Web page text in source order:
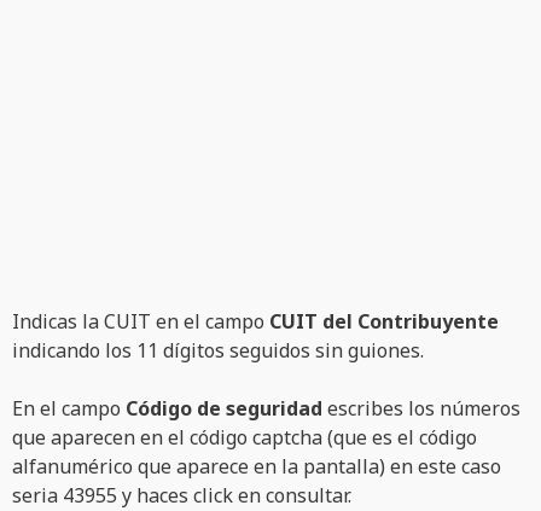
Indicas la CUIT en el campo CUIT del Contribuyente
indicando los 11 dígitos seguidos sin guiones.
En el campo Código de seguridad escribes los números
que aparecen en el código captcha (que es el código
alfanumérico que aparece en la pantalla) en este caso
seria 43955 y haces click en consultar.